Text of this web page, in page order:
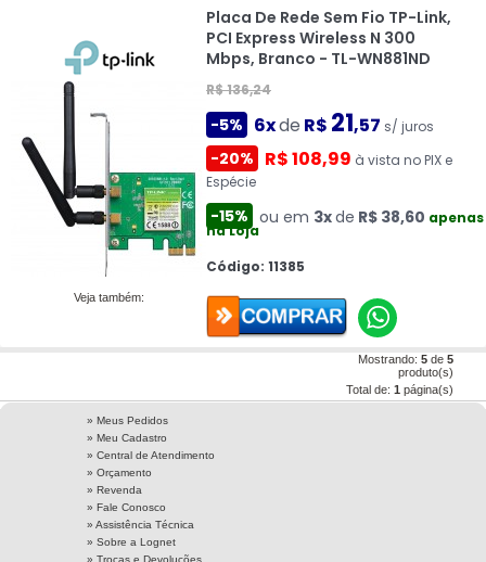
Veja também:
Placa De Rede Sem Fio TP-Link,
PCI Express Wireless N 300
Mbps, Branco - TL-WN881ND
R$ 136,24
-5% 6xde R$ 21,57 s/ juros
-20% R$ 108,99 à vista no PIX e
Espécie
-15% ou em 3xde R$ 38,60 apenas
na Loja
Código: 11385
Mostrando: 5 de 5
produto(s)
Total de: 1 página(s)
» Meus Pedidos
» Meu Cadastro
» Central de Atendimento
» Orçamento
» Revenda
» Fale Conosco
» Assistência Técnica
» Sobre a Lognet
» Trocas e Devoluções